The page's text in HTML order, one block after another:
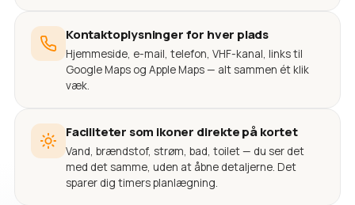
Kontaktoplysninger for hver plads
Hjemmeside, e-mail, telefon, VHF-kanal, links til
Google Maps og Apple Maps — alt sammen ét klik
væk.
Faciliteter som ikoner direkte på kortet
Vand, brændstof, strøm, bad, toilet — du ser det
med det samme, uden at åbne detaljerne. Det
sparer dig timers planlægning.